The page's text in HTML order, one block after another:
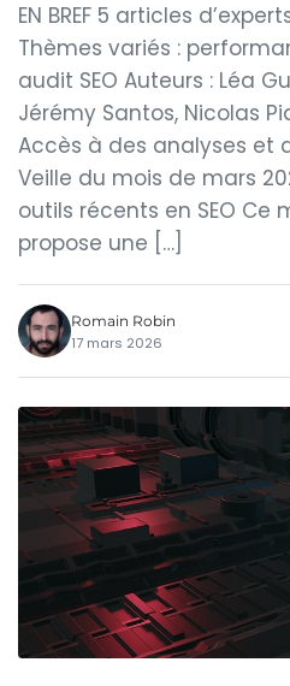
EN BREF 5 articles
Thèmes variés :
audit SEO Auteurs : Léa
Jérémy Santos, Nicolas
Accès à des analyses et
Veille du mois de mars
outils récents en SEO Ce
propose une […]
Romain Robin
17 mars 2026